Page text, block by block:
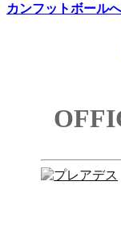
カンフットボール